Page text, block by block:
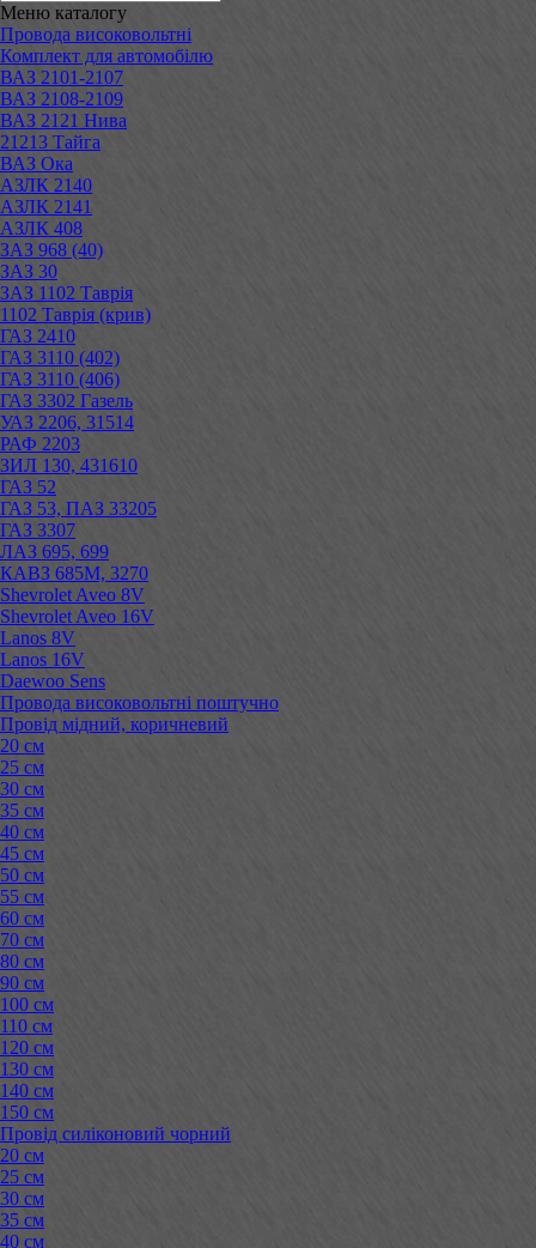
Меню каталогу
Провода високовольтні
Комплект для автомобілю
ВАЗ 2101-2107
ВАЗ 2108-2109
ВАЗ 2121 Нива
21213 Тайга
ВАЗ Ока
АЗЛК 2140
АЗЛК 2141
АЗЛК 408
ЗАЗ 968 (40)
ЗАЗ 30
ЗАЗ 1102 Таврія
1102 Таврія (крив)
ГАЗ 2410
ГАЗ 3110 (402)
ГАЗ 3110 (406)
ГАЗ 3302 Газель
УАЗ 2206, 31514
РАФ 2203
ЗИЛ 130, 431610
ГАЗ 52
ГАЗ 53, ПАЗ 33205
ГАЗ 3307
ЛАЗ 695, 699
КАВЗ 685М, 3270
Shevrolet Aveo 8V
Shevrolet Aveo 16V
Lanos 8V
Lanos 16V
Daewoo Sens
Провода високовольтні поштучно
Провід мідний, коричневий
20 см
25 см
30 см
35 см
40 см
45 см
50 см
55 см
60 см
70 см
80 см
90 см
100 см
110 см
120 см
130 см
140 см
150 см
Провід силіконовий чорний
20 см
25 см
30 см
35 см
40 см